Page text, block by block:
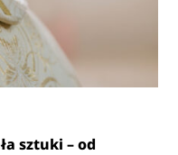
sztuki – od